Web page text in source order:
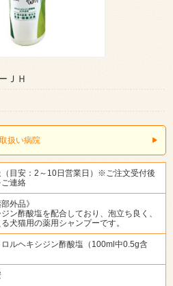
ＪＨ
取扱い病院
目安：2～10日営業日）※ご注文受付後
連絡
外品》
ン酢酸塩を配合しており、泡立ち良く、
犬猫用の薬用シャンプーです。
ルヘキシジン酢酸塩（100ml中0.5g含